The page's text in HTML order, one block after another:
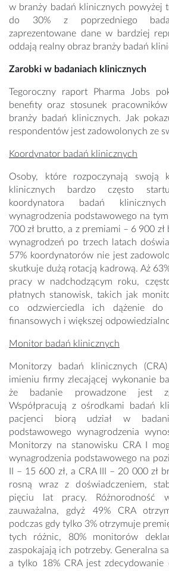
w branży badań klinicznych powyżej
do 30% z poprzedniego
zaprezentowane dane w bardziej
oddają realny obraz branży badań
Zarobki w badaniach klinicznych
Tegoroczny raport Pharma Jobs
benefity oraz stosunek
branży badań klinicznych. Jak
respondentów jest zadowolonych ze
Koordynator badań klinicznych
Osoby, które rozpoczynają swoją
klinicznych bardzo często
koordynatora badań
wynagrodzenia podstawowego na
700 zł brutto, a z premiami – 6 900
wynagrodzeń po trzech latach
57% koordynatorów nie jest
skutkuje dużą rotacją kadrową. Aż
pracy w nadchodzącym roku,
płatnych stanowisk, takich jak
co odzwierciedla ich dążenie do
finansowych i większej
Monitor badań klinicznych
Monitorzy badań klinicznych
imieniu firmy zlecającej wykonanie
że badanie prowadzone jest
Współpracują z ośrodkami badań
pacjenci biorą udział w
podstawowego wynagrodzenia
Monitorzy na stanowisku CRA I
wynagrodzenia podstawowego na
II – 15 600 zł, a CRA III – 20 000 zł
rosną wraz z doświadczeniem,
pięciu lat pracy. Różnorodność
zauważalna, gdyż 49% CRA
podczas gdy tylko 3% otrzymuje
tych różnic, 80% monitorów
zaspokajają ich potrzeby. Generalna
a tylko 18% CRA jest zdecydowanie